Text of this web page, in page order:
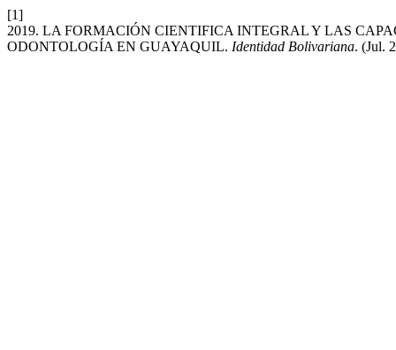
[1]
2019. LA FORMACIÓN CIENTIFICA INTEGRAL Y LAS
ODONTOLOGÍA EN GUAYAQUIL. Identidad Bolivariana. (Jul.